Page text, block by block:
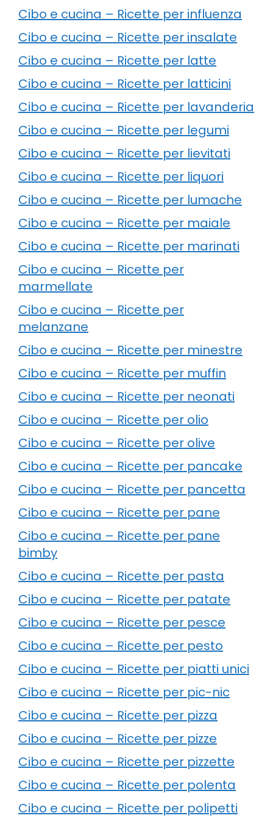
Cibo e cucina – Ricette per influenza
Cibo e cucina – Ricette per insalate
Cibo e cucina – Ricette per latte
Cibo e cucina – Ricette per latticini
Cibo e cucina – Ricette per lavanderia
Cibo e cucina – Ricette per legumi
Cibo e cucina – Ricette per lievitati
Cibo e cucina – Ricette per liquori
Cibo e cucina – Ricette per lumache
Cibo e cucina – Ricette per maiale
Cibo e cucina – Ricette per marinati
Cibo e cucina – Ricette per
marmellate
Cibo e cucina – Ricette per
melanzane
Cibo e cucina – Ricette per minestre
Cibo e cucina – Ricette per muffin
Cibo e cucina – Ricette per neonati
Cibo e cucina – Ricette per olio
Cibo e cucina – Ricette per olive
Cibo e cucina – Ricette per pancake
Cibo e cucina – Ricette per pancetta
Cibo e cucina – Ricette per pane
Cibo e cucina – Ricette per pane
bimby
Cibo e cucina – Ricette per pasta
Cibo e cucina – Ricette per patate
Cibo e cucina – Ricette per pesce
Cibo e cucina – Ricette per pesto
Cibo e cucina – Ricette per piatti unici
Cibo e cucina – Ricette per pic-nic
Cibo e cucina – Ricette per pizza
Cibo e cucina – Ricette per pizze
Cibo e cucina – Ricette per pizzette
Cibo e cucina – Ricette per polenta
Cibo e cucina – Ricette per polipetti